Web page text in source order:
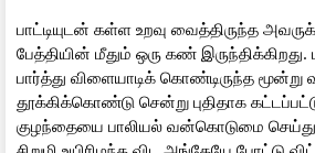
பாட்டியுடன் கள்ள உறவு வைத்திருந்த
பேத்தியின் மீதும் ஒரு கண் இருந்திக்கிறது.
பார்த்து விளையாடிக் கொண்டிருந்த மூன்று
தூக்கிக்கொண்டு சென்று புதிதாக
குழந்தையை பாலியல் வன்கொடுமை செய்து